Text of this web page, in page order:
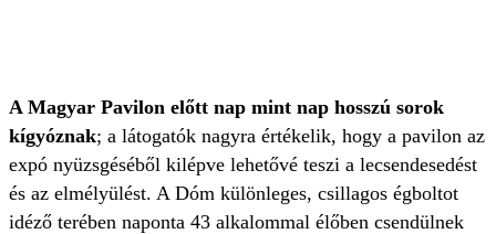
A Magyar Pavilon előtt nap mint nap hosszú sorok
kígyóznak; a látogatók nagyra értékelik, hogy a pavilon az
expó nyüzsgéséből kilépve lehetővé teszi a lecsendesedést
és az elmélyülést. A Dóm különleges, csillagos égboltot
idéző terében naponta 43 alkalommal élőben csendülnek